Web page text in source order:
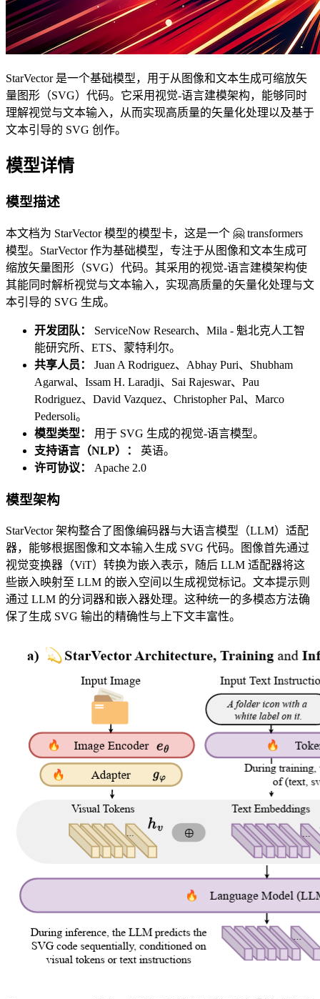
StarVector 是一个基础模型，用于从图像和文本生成可缩放矢
量图形（SVG）代码。它采用视觉-语言建模架构，能够同时
理解视觉与文本输入，从而实现高质量的矢量化处理以及基于
文本引导的 SVG 创作。
模型详情
模型描述
本文档为 StarVector 模型的模型卡，这是一个 🤗 transformers
模型。StarVector 作为基础模型，专注于从图像和文本生成可
缩放矢量图形（SVG）代码。其采用的视觉-语言建模架构使
其能同时解析视觉与文本输入，实现高质量的矢量化处理与文
本引导的 SVG 生成。
开发团队：
ServiceNow Research、Mila - 魁北克人工智
能研究所、ETS、蒙特利尔。
共享人员：
Juan A Rodriguez、Abhay Puri、Shubham
Agarwal、Issam H. Laradji、Sai Rajeswar、Pau
Rodriguez、David Vazquez、Christopher Pal、Marco
Pedersoli。
模型类型：
用于 SVG 生成的视觉-语言模型。
支持语言（NLP）：
英语。
许可协议：
Apache 2.0
模型架构
StarVector 架构整合了图像编码器与大语言模型（LLM）适配
器，能够根据图像和文本输入生成 SVG 代码。图像首先通过
视觉变换器（ViT）转换为嵌入表示，随后 LLM 适配器将这
些嵌入映射至 LLM 的嵌入空间以生成视觉标记。文本提示则
通过 LLM 的分词器和嵌入器处理。这种统一的多模态方法确
保了生成 SVG 输出的精确性与上下文丰富性。